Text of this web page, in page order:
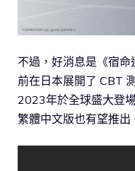
不過，好消息是《宿
前在日本展開了 CBT
2023年於全球盛大登
繁體中文版也有望推出